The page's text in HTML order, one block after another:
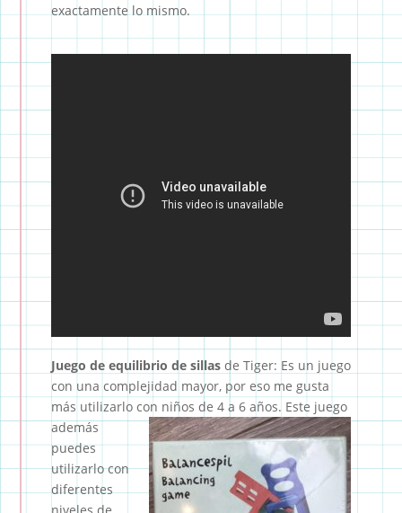
exactamente lo mismo.
Juego de equilibrio de sillasde Tiger: Es un juego
con una complejidad mayor, por eso me gusta
más utilizarlo con niños de 4 a 6 años. Este juego
además
puedes
utilizarlo con
diferentes